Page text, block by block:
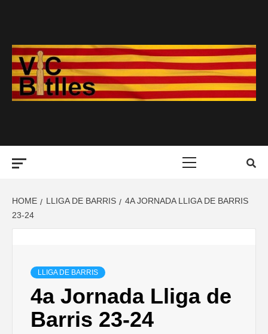
HOME LLIGA DE BARRIS
4A JORNADA LLIGA DE BARRIS
23-24
LLIGA DE BARRIS
4a Jornada Lliga de
Barris 23-24